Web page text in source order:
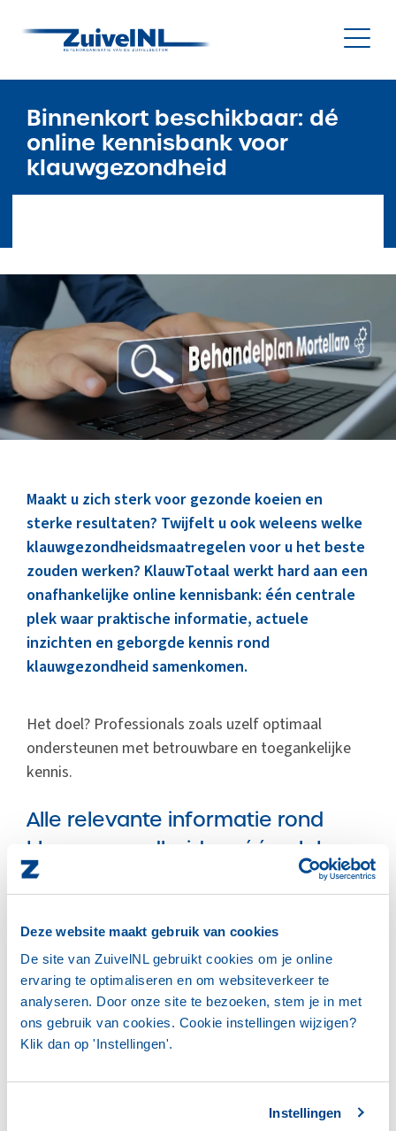
Deze website maakt gebruik van cookies
De site van ZuivelNL gebruikt cookies om je online
ervaring te optimaliseren en om websiteverkeer te
analyseren. Door onze site te bezoeken, stem je in met
ons gebruik van cookies. Cookie instellingen wijzigen?
Klik dan op 'Instellingen'.
Instellingen
Nieuws
Diergezondheid
Onderzoek & Innovatie
Gegevensbeheer & Verstrekking
Marktinformatie
Binnenkort beschikbaar: dé
online kennisbank voor
klauwgezondheid
Maakt u zich sterk voor gezonde koeien en
sterke resultaten? Twijfelt u ook weleens welke
klauwgezondheidsmaatregelen voor u het beste
zouden werken? KlauwTotaal werkt hard aan een
onafhankelijke online kennisbank: één centrale
plek waar praktische informatie, actuele
inzichten en geborgde kennis rond
klauwgezondheid samenkomen.
Het doel? Professionals zoals uzelf optimaal
ondersteunen met betrouwbare en toegankelijke
kennis.
Alle relevante informatie rond
klauwgezondheid op één plek
Of u nu melkveehouder, dierenarts, klauwverzorger
waardevolle informatiebron voor iedereen die
werkt aan duurzame klauwgezondheid.
Onafhankelijk getoetste kennis over
klauwgezondheid.
Praktische tips en handvatten voor de dagelijkse